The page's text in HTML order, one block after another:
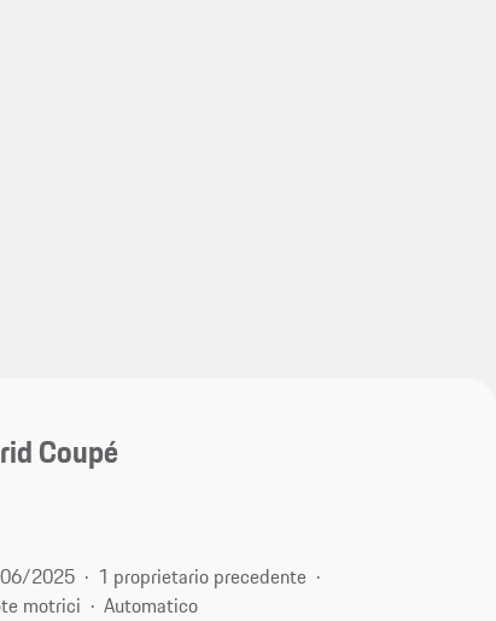
Coupé
06/2025
1 proprietario precedente
motrici
Automatico